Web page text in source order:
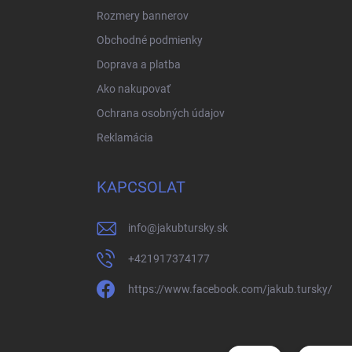
Rozmery bannerov
Obchodné podmienky
Doprava a platba
Ako nakupovať
Ochrana osobných údajov
Reklamácia
KAPCSOLAT
info@jakubtursky.sk
+421917374177
https://www.facebook.com/jakub.tursky/